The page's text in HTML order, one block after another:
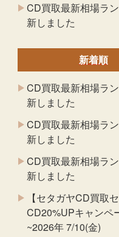
CD買取最新相場ラ
新しました
新着順
CD買取最新相場ラ
新しました
CD買取最新相場ラ
新しました
CD買取最新相場ラ
新しました
【セタガヤCD買取
CD20%UPキャンペ
~2026年 7/10(金)